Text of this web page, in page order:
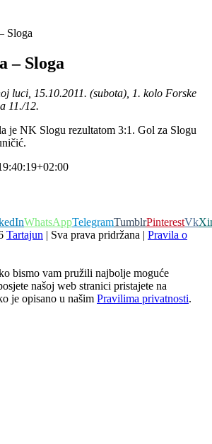
Sloga
– Sloga
luci, 15.10.2011. (subota), 1. kolo Forske
11./12.
je NK Slogu rezultatom 3:1. Gol za Slogu
WhatsAppTelegramTumblrPinterestVk
Tartajun | Sva prava pridržana | Pravila o
bismo vam pružili najbolje moguće
našoj web stranici pristajete na
je opisano u našim Pravilima privatnosti.